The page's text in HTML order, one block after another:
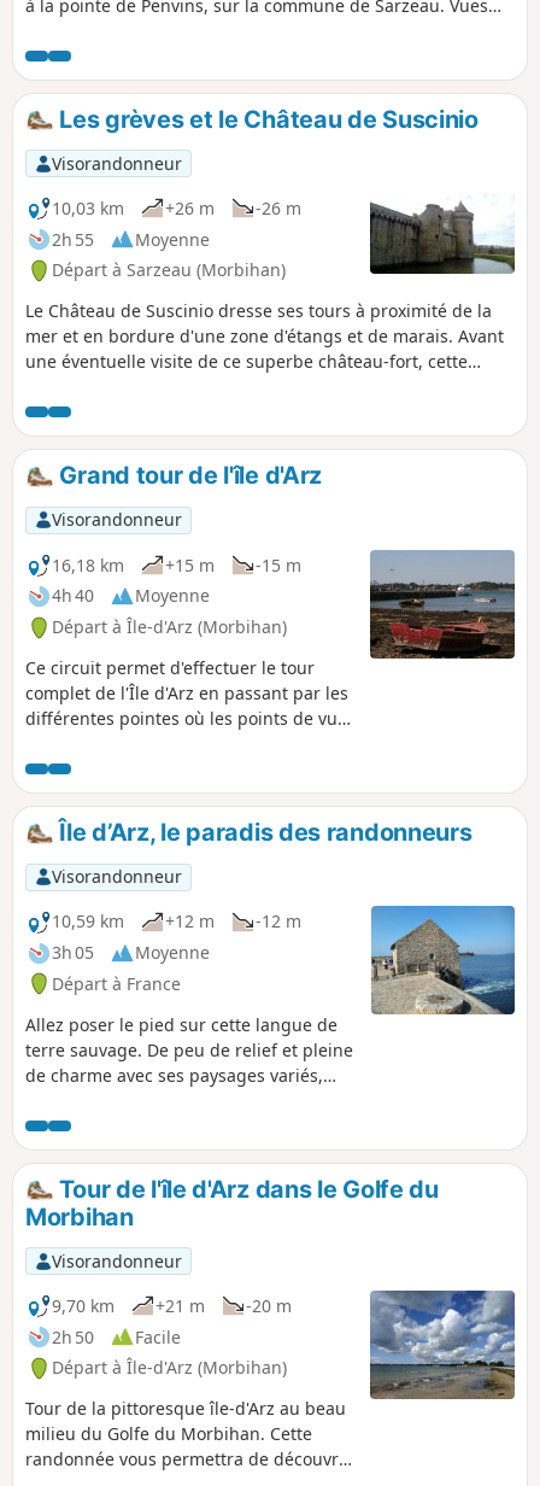
à la pointe de Penvins, sur la commune de Sarzeau. Vues
de Penerf, Damgan, la côte de Piriac-sur-Mer, et l'Océan en
direction des îles du Ponant. Baignades possibles si la
météo le permet. Quelques ajouts sont pertinents pour
allonger cette belle randonnée, voir le § ''À proximité".
Les grèves et le Château de Suscinio
Visorandonneur
10,03 km
+26 m
-26 m
2h 55
Moyenne
Départ à Sarzeau (Morbihan)
Le Château de Suscinio dresse ses tours à proximité de la
mer et en bordure d'une zone d'étangs et de marais. Avant
une éventuelle visite de ce superbe château-fort, cette
l'intérieur des terres. Plusieurs variantes sont possibles.
Grand tour de l'île d'Arz
Visorandonneur
16,18 km
+15 m
-15 m
4h 40
Moyenne
Départ à Île-d'Arz (Morbihan)
Ce circuit permet d'effectuer le tour
complet de l'Île d'Arz en passant par les
différentes pointes où les points de vue
bourg offre une vue sur l'ancien prieuré
et l'église.
Île d’Arz, le paradis des randonneurs
Visorandonneur
10,59 km
+12 m
-12 m
3h 05
Moyenne
Départ à France
Allez poser le pied sur cette langue de
terre sauvage. De peu de relief et pleine
de charme avec ses paysages variés,
patinés par le temps, l’Île d’Arz est le
paradis des promeneurs. Le sentier
côtier permet d’en faire un tour complet
et livre de superbes points de vue sur le
golfe. À la pointe du Berno, le moulin à
marée construit au XVIe siècle,
ressuscité par des bénévoles
passionnés, est aujourd’hui en état de
marche.
Tour de l'île d'Arz dans le Golfe du
Morbihan
Visorandonneur
9,70 km
+21 m
-20 m
2h 50
Facile
Départ à Île-d'Arz (Morbihan)
Tour de la pittoresque île-d'Arz au beau
milieu du Golfe du Morbihan. Cette
randonnée vous permettra de découvrir